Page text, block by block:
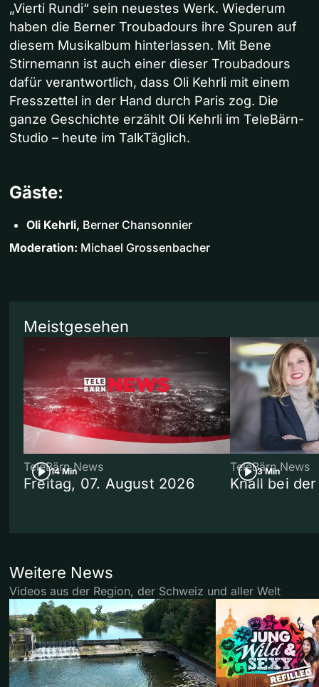
„Vierti Rundi“ sein neuestes Werk. Wiederum
haben die Berner Troubadours ihre Spuren auf
diesem Musikalbum hinterlassen. Mit Bene
Stirnemann ist auch einer dieser Troubadours
dafür verantwortlich, dass Oli Kehrli mit einem
Fresszettel in der Hand durch Paris zog. Die
ganze Geschichte erzählt Oli Kehrli im TeleBärn-
Studio – heute im TalkTäglich.
Gäste:
Oli Kehrli, Berner Chansonnier
Moderation: Michael Grossenbacher
Meistgesehen
14 Min
TeleBärn News
Freitag, 07. August 2026
3 Min
TeleBärn News
Knall bei
Weitere News
Videos aus der Region, der Schweiz und aller Welt